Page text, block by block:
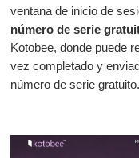
ventana de inicio de
número de serie
Kotobee, donde puede
vez completado y
número de serie gratuito.